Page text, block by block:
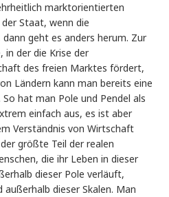
marktorientierten
Staat, wenn die
geht es anders herum. Zur
in der die Krise der
des freien Marktes fördert,
Ländern kann man bereits eine
hat man Pole und Pendel als
einfach aus, es ist aber
Verständnis von Wirtschaft
größte Teil der realen
die ihr Leben in dieser
dieser Pole verläuft,
dieser Skalen. Man